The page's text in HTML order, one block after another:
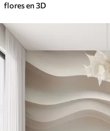
flores en 3D